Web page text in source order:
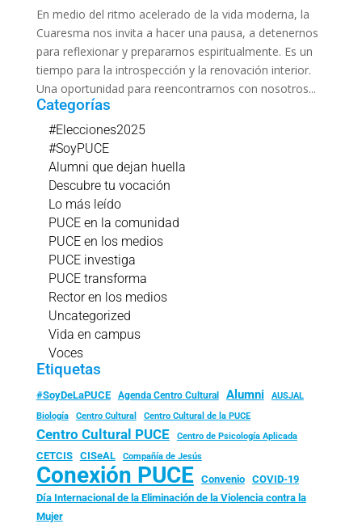
En medio del ritmo acelerado de la vida moderna, la
Cuaresma nos invita a hacer una pausa, a detenernos
para reflexionar y prepararnos espiritualmente. Es un
tiempo para la introspección y la renovación interior.
Una oportunidad para reencontrarnos con nosotros...
Categorías
#Elecciones2025
#SoyPUCE
Alumni que dejan huella
Descubre tu vocación
Lo más leído
PUCE en la comunidad
PUCE en los medios
PUCE investiga
PUCE transforma
Rector en los medios
Uncategorized
Vida en campus
Voces
Etiquetas
#SoyDeLaPUCE Agenda Centro Cultural Alumni
AUSJAL
Biología
Centro Cultural Centro Cultural de la PUCE
Centro Cultural PUCE Centro de Psicología Aplicada
CETCIS CISeAL Compañía de Jesús
Conexión PUCE Convenio
COVID-19
Día Internacional de la Eliminación de la Violencia contra la
Mujer